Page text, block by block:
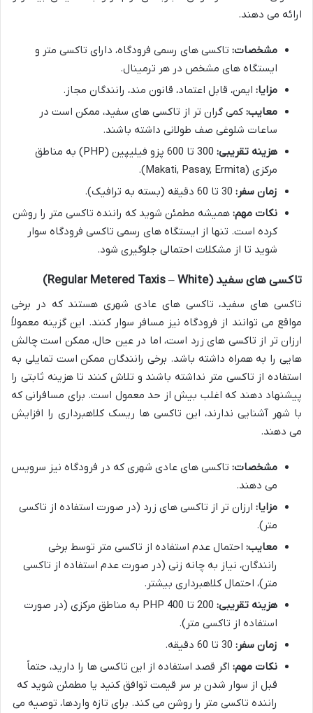
ارائه می دهند.
مشخصات: تاکسی های رسمی فرودگاه، دارای تاکسی متر و
ایستگاه های مشخص در هر ترمینال.
مزایا: ایمن، قابل اعتماد، قانون مند، رانندگان مجاز.
معایب: کمی گران تر از تاکسی های سفید، ممکن است در
ساعات شلوغی صف طولانی داشته باشند.
هزینه تقریبی:
300 تا 600 پزو فیلیپین (PHP) به مناطق
مرکزی (Makati, Pasay, Ermita).
زمان سفر:
نکات مهم: همیشه مطمئن شوید که راننده تاکسی متر را روشن
کرده است. تنها از ایستگاه های رسمی تاکسی فرودگاه سوار
شوید تا از مشکلات احتمالی جلوگیری شود.
تاکسی های سفید (Regular Metered Taxis – White)
تاکسی های سفید، تاکسی های عادی شهری هستند که در برخی
مواقع می توانند از فرودگاه نیز مسافر سوار کنند. این گزینه معمولاً
ارزان تر از تاکسی های زرد است، اما در عین حال، ممکن است چالش
هایی را به همراه داشته باشد. برخی رانندگان ممکن است تمایلی به
استفاده از تاکسی متر نداشته باشند و تلاش کنند تا هزینه ثابتی را
پیشنهاد دهند که اغلب بیش از حد معمول است. برای مسافرانی که
با شهر آشنایی ندارند، این تاکسی ها ریسک کلاهبرداری را افزایش
می دهند.
مشخصات: تاکسی های عادی شهری که در فرودگاه نیز سرویس
می دهند.
مزایا: ارزان تر از تاکسی های زرد (در صورت استفاده از تاکسی
متر).
معایب: احتمال عدم استفاده از تاکسی متر توسط برخی
رانندگان، نیاز به چانه زنی (در صورت عدم استفاده از تاکسی
متر)، احتمال کلاهبرداری بیشتر.
هزینه تقریبی:
200 تا 400 PHP به مناطق مرکزی (در صورت
استفاده از تاکسی متر).
زمان سفر:
نکات مهم: اگر قصد استفاده از این تاکسی ها را دارید، حتماً
قبل از سوار شدن بر سر قیمت توافق کنید یا مطمئن شوید که
راننده تاکسی متر را روشن می کند. برای تازه واردها، توصیه می